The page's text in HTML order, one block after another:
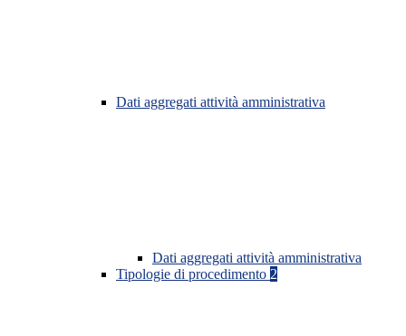
Dati aggregati attività amministrativa
Dati aggregati attività amministrativa
Tipologie di procedimento 2